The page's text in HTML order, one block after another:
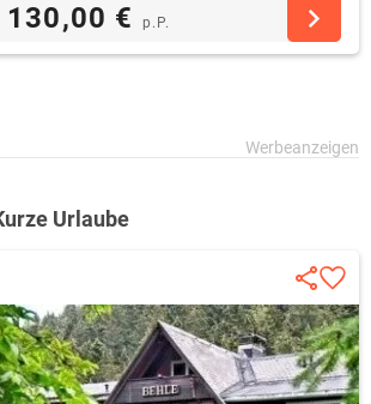
130,00 € p.P.
Urlaube